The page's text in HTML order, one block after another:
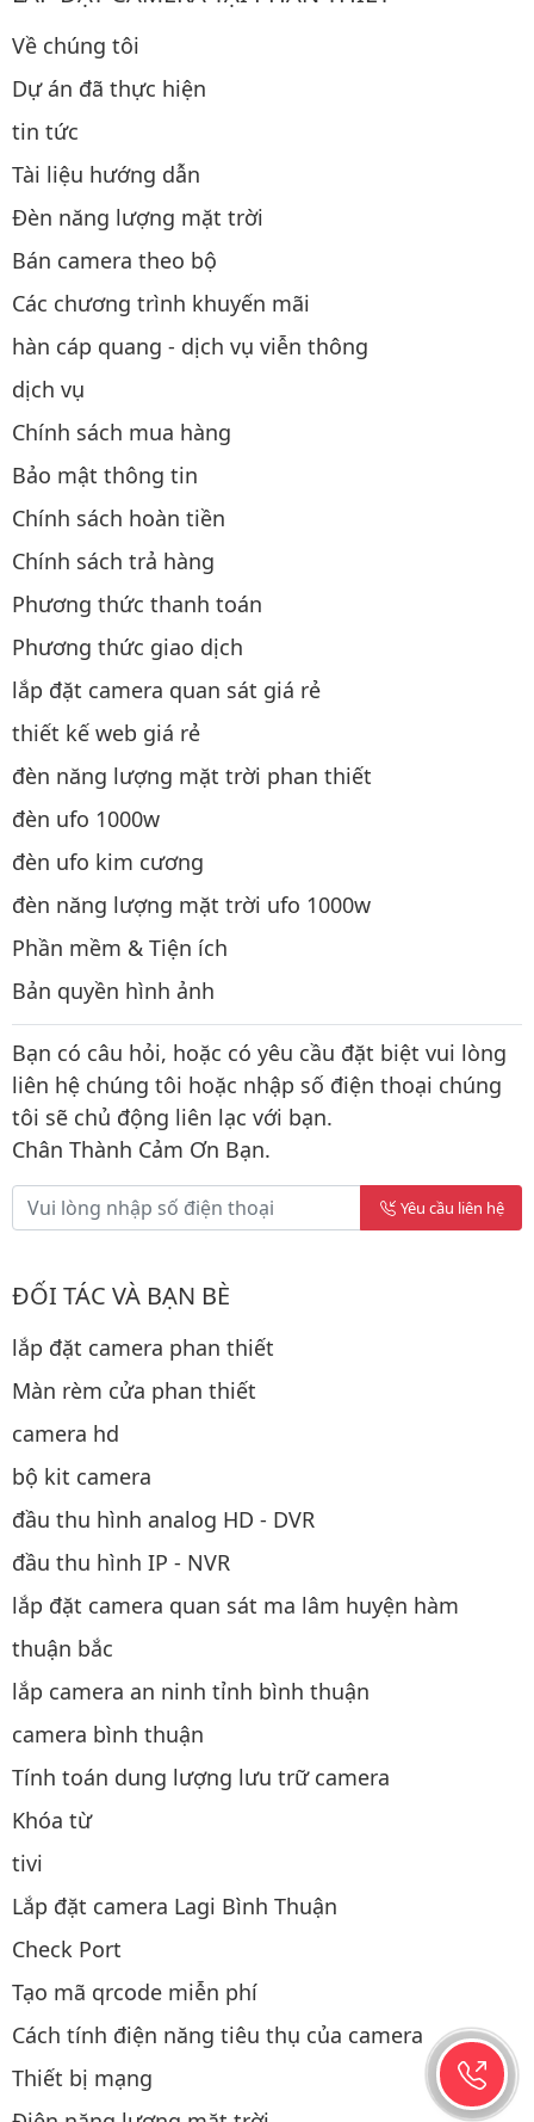
Về chúng tôi
Dự án đã thực hiện
tin tức
Tài liệu hướng dẫn
Đèn năng lượng mặt trời
Bán camera theo bộ
Các chương trình khuyến mãi
hàn cáp quang - dịch vụ viễn thông
dịch vụ
Chính sách mua hàng
Bảo mật thông tin
Chính sách hoàn tiền
Chính sách trả hàng
Phương thức thanh toán
Phương thức giao dịch
lắp đặt camera quan sát giá rẻ
thiết kế web giá rẻ
đèn năng lượng mặt trời phan thiết
đèn ufo 1000w
đèn ufo kim cương
đèn năng lượng mặt trời ufo 1000w
Phần mềm & Tiện ích
Bản quyền hình ảnh
Bạn có câu hỏi, hoặc có yêu cầu đặt biệt vui lòng
liên hệ chúng tôi hoặc nhập số điện thoại chúng
tôi sẽ chủ động liên lạc với bạn.
Chân Thành Cảm Ơn Bạn.
Yêu cầu liên hệ
ĐỐI TÁC VÀ BẠN BÈ
lắp đặt camera phan thiết
Màn rèm cửa phan thiết
camera hd
bộ kit camera
đầu thu hình analog HD - DVR
đầu thu hình IP - NVR
lắp đặt camera quan sát ma lâm huyện hàm
thuận bắc
lắp camera an ninh tỉnh bình thuận
camera bình thuận
Tính toán dung lượng lưu trữ camera
Khóa từ
tivi
Lắp đặt camera Lagi Bình Thuận
Check Port
Tạo mã qrcode miễn phí
Cách tính điện năng tiêu thụ của camera
Thiết bị mạng